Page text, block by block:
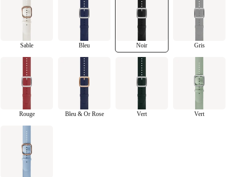
Sable Bleu Noir Gris
Rouge Bleu & Or Rose Vert Vert